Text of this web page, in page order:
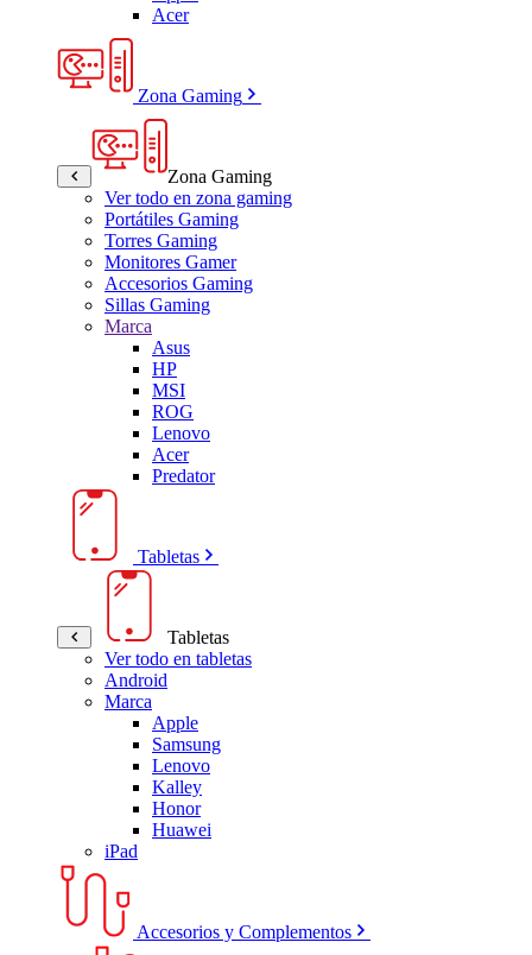
Acer
Zona Gaming
Zona Gaming
Ver todo en zona gaming
Portátiles Gaming
Torres Gaming
Monitores Gamer
Accesorios Gaming
Sillas Gaming
Marca
Asus
HP
MSI
ROG
Lenovo
Acer
Predator
Tabletas
Tabletas
Ver todo en tabletas
Android
Marca
Apple
Samsung
Lenovo
Kalley
Honor
Huawei
iPad
Accesorios y Complementos